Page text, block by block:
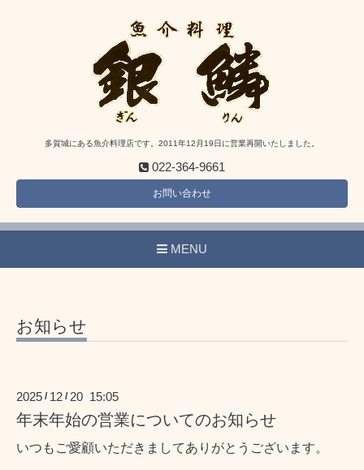
多賀城にある魚介料理店です。2011年12月19日に営業再開いたしました。
022-364-9661
お問い合わせ
MENU
お知らせ
2025 / 12 / 20 15:05
年末年始の営業についてのお知らせ
いつもご愛顧いただきましてありがとうございます。